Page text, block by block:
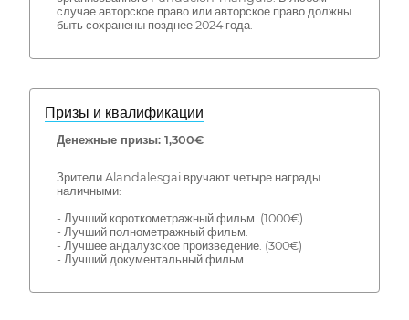
случае авторское право или авторское право должны
быть сохранены позднее 2024 года.
Призы и квалификации
Денежные призы: 1,300€
Зрители Alandalesgai вручают четыре награды
наличными:
- Лучший короткометражный фильм. (1000€)
- Лучший полнометражный фильм.
- Лучшее андалузское произведение. (300€)
- Лучший документальный фильм.